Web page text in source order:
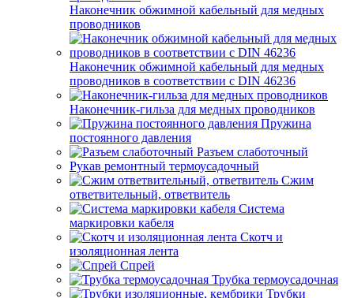
Наконечник обжимной кабельный для медных
проводников
Наконечник обжимной кабельный для медных
проводников в соответствии с DIN 46236
Наконечник-гильза для медных проводников
Пружина
постоянного давления
Разъем слаботочный
Рукав ремонтный термоусадочный
Сжим
ответвительный, ответвитель
Система
маркировки кабеля
Скотч и
изоляционная лента
Спрей
Трубка термоусадочная
Трубки